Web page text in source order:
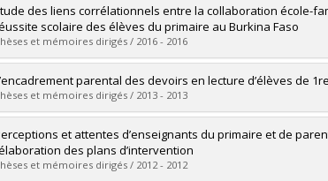
:Tremblay, Aurélie
:Master's
:M.A.
vers le document dans Papyrus
des liens corrélationnels entre la collaboration école-
scolaire des élèves du primaire au Burkina Faso
et mémoires dirigés / 2016 - 2016
:Ouédraogo, Fernand
: Doctoral
:Ph. D.
Lien vers le document dans Papyrus
parental des devoirs en lecture d’élèves de
et mémoires dirigés / 2013 - 2013
: Douadi, Nawel
:Master's
:M.A.
et attentes d’enseignants du primaire et de
des plans d’intervention
et mémoires dirigés / 2012 - 2012